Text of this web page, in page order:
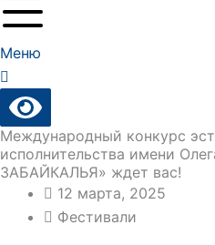
Меню
Международный конкурс
исполнительства имени
ЗАБАЙКАЛЬЯ» ждет вас!
12 марта, 2025
Фестивали